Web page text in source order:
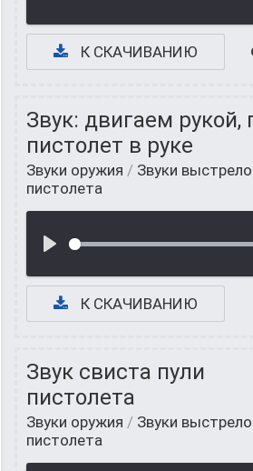
К СКАЧИВАНИЮ
Звук: двигаем рукой,
пистолет в руке
Звуки оружия / Звуки
пистолета
К СКАЧИВАНИЮ
Звук свиста пули
пистолета
Звуки оружия / Звуки
пистолета